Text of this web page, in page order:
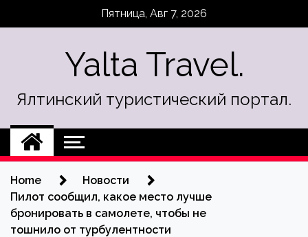
Пятница, Авг 7, 2026
Yalta Travel.
Ялтинский туристический портал.
Home
Новости
Пилот сообщил, какое место лучше
бронировать в самолете, чтобы не
тошнило от турбулентности